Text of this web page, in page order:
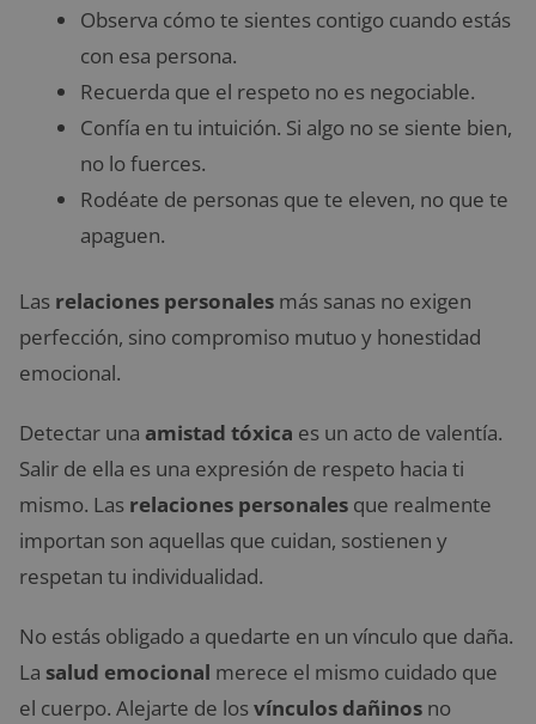
Observa cómo te sientes contigo cuando estás
con esa persona.
Recuerda que el respeto no es negociable.
Confía en tu intuición. Si algo no se siente bien,
no lo fuerces.
Rodéate de personas que te eleven, no que te
apaguen.
Las relaciones personales más sanas no exigen
perfección, sino compromiso mutuo y honestidad
emocional.
Detectar una amistad tóxica es un acto de valentía.
Salir de ella es una expresión de respeto hacia ti
mismo. Las relaciones personales que realmente
importan son aquellas que cuidan, sostienen y
respetan tu individualidad.
No estás obligado a quedarte en un vínculo que daña.
La salud emocional merece el mismo cuidado que
el cuerpo. Alejarte de losvínculos dañinos no